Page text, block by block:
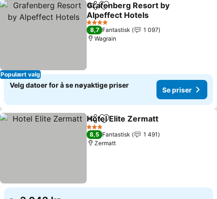
Populært valg
Del Legg til i favoritter
Grafenberg Resort by
Alpeffect Hotels
Se priser
4 Stjerner
8,7 Fantastisk
1 097
Wagrain
Velg datoer for å se nøyaktige priser
Se priser
Del Legg til i favoritter
Hotel Elite Zermatt
3 Stjerner
8,5 Fantastisk
1 491
Zermatt